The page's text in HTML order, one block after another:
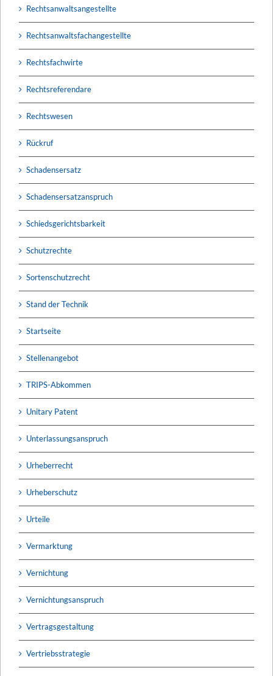
Rechtsanwaltsangestellte
Rechtsanwaltsfachangestellte
Rechtsfachwirte
Rechtsreferendare
Rechtswesen
Rückruf
Schadensersatz
Schadensersatzanspruch
Schiedsgerichtsbarkeit
Schutzrechte
Sortenschutzrecht
Stand der Technik
Startseite
Stellenangebot
TRIPS-Abkommen
Unitary Patent
Unterlassungsanspruch
Urheberrecht
Urheberschutz
Urteile
Vermarktung
Vernichtung
Vernichtungsanspruch
Vertragsgestaltung
Vertriebsstrategie